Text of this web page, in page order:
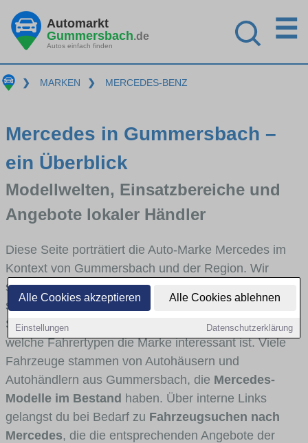
Alle Cookies akzeptieren Alle Cookies ablehnen
Einstellungen Datenschutzerklärung
Automarkt
Gummersbach.de
Autos einfach finden
☰
❯ MARKEN ❯ MERCEDES-BENZ
Mercedes in Gummersbach –
ein Überblick
Modellwelten, Einsatzbereiche und
Angebote lokaler Händler
Diese Seite porträtiert die Auto-Marke Mercedes im
Kontext von Gummersbach und der Region. Wir
skizzieren, in welchen Fahrzeugklassen Mercedes
stark vertreten ist, welche Modellreihen häufig im
Stadt- und Umlandverkehr zu sehen sind und für
welche Fahrertypen die Marke interessant ist. Viele
Fahrzeuge stammen von Autohäusern und
Autohändlern aus Gummersbach, die Mercedes-
Modelle im Bestand haben. Über interne Links
gelangst du bei Bedarf zu Fahrzeugsuchen nach
Mercedes, die die entsprechenden Angebote der